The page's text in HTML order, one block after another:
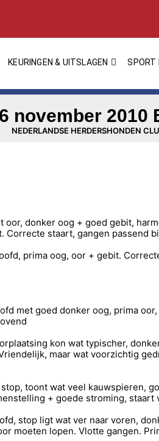
KEURINGEN & UITSLAGEN SPORT
6 november 2010
NEDERLANDSE HERDERSHONDEN
donker oog + goed gebit,
staart, gangen passend
prima oog, oor + gebit.
met goed donker oog, prima
kon wat typischer,
maar wat voorzichtig
toont wat veel kauwspieren,
+ goede stroming,
stop ligt wat ver naar voren,
moeten lopen. Vlotte gangen.